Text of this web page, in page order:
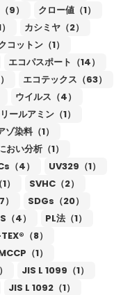
9）
クロー値（1）
カシミヤ（2）
コットン（1）
エコパスポート（14）
エコテックス（63）
ウイルス（4）
ールアミン（1）
ゾ染料（1）
おい分析（1）
（4）
UV329（1）
SVHC（2）
SDGs（20）
（4）
PL法（1）
（8）
（1）
JIS L 1099（1）
JIS L 1092（1）